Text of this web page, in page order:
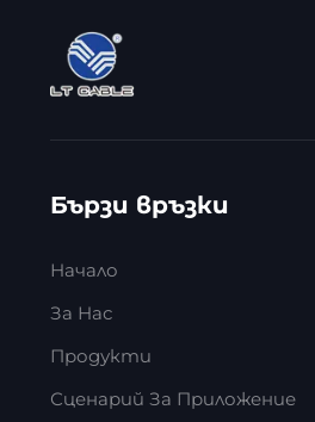
Бързи връзки
Начало
За Нас
Продукти
Сценарий За Приложение